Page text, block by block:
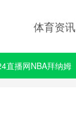
体育资讯
直播网NBA拜纳姆